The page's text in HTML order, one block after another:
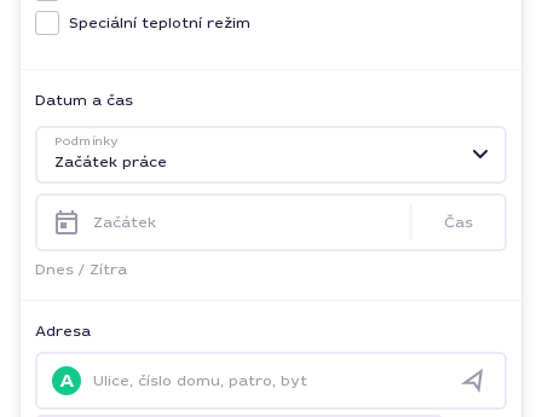
Speciální teplotní režim
Datum a čas
Podmínky
Začátek práce
Začátek Čas
Dnes / Zítra
Adresa
A Ulice, číslo domu, patro, byt